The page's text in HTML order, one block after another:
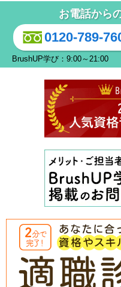
お電話から
0120-789-
BrushUP学び：9:00～21:00